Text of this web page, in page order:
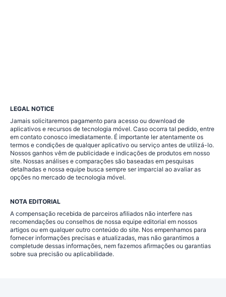
LEGAL NOTICE
Jamais solicitaremos pagamento para acesso ou download de
aplicativos e recursos de tecnologia móvel. Caso ocorra tal pedido, entre
em contato conosco imediatamente. É importante ler atentamente os
termos e condições de qualquer aplicativo ou serviço antes de utilizá-lo.
Nossos ganhos vêm de publicidade e indicações de produtos em nosso
site. Nossas análises e comparações são baseadas em pesquisas
detalhadas e nossa equipe busca sempre ser imparcial ao avaliar as
opções no mercado de tecnologia móvel.
NOTA EDITORIAL
A compensação recebida de parceiros afiliados não interfere nas
recomendações ou conselhos de nossa equipe editorial em nossos
artigos ou em qualquer outro conteúdo do site. Nos empenhamos para
fornecer informações precisas e atualizadas, mas não garantimos a
completude dessas informações, nem fazemos afirmações ou garantias
sobre sua precisão ou aplicabilidade.